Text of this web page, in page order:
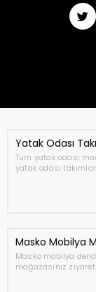
Yatak Odası
Tüm yatak odası
yatak odası
Masko Mobilya
Masko mobilya
mağazasınız